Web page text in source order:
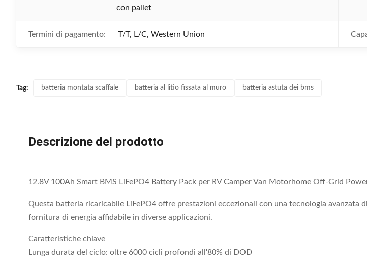
con pallet
Termini di pagamento: T/T, L/C, Western Union
Tag: batteria montata scaffale batteria al litio fissata al muro batteria astuta dei bms
Descrizione del prodotto
12.8V 100Ah Smart BMS LiFePO4 Battery Pack per RV Camper Van Motorhome Off-Grid
Questa batteria ricaricabile LiFePO4 offre prestazioni eccezionali con una tecnologia
fornitura di energia affidabile in diverse applicazioni.
Caratteristiche chiave
Lunga durata del ciclo: oltre 6000 cicli profondi all'80% di DOD